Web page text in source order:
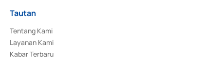
Tautan
Tentang Kami
Layanan Kami
Kabar Terbaru